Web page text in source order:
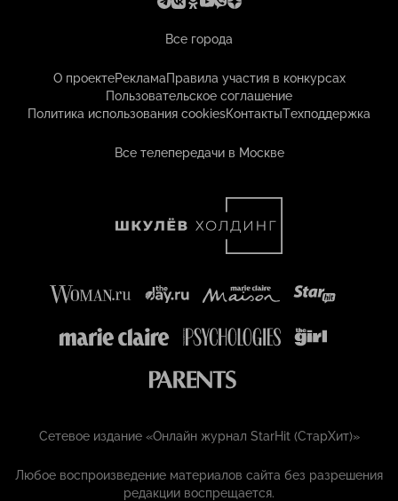
Все города
О проектеРекламаПравила участия в конкурсах
Пользовательское соглашение
Политика использования cookiesКонтактыТехподдержка
Все телепередачи в Москве
Сетевое издание «Онлайн журнал StarHit (СтарХит)»
Любое воспроизведение материалов сайта без разрешения
редакции воспрещается.